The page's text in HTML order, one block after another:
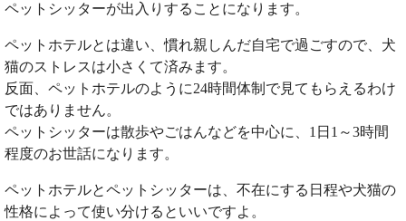
ペットシッターが出入りすることになります。
ペットホテルとは違い、慣れ親しんだ自宅で過ごすので、犬
猫のストレスは小さくて済みます。
反面、ペットホテルのように24時間体制で見てもらえるわけ
ではありません。
ペットシッターは散歩やごはんなどを中心に、1日1～3時間
程度のお世話になります。
ペットホテルとペットシッターは、不在にする日程や犬猫の
性格によって使い分けるといいですよ。